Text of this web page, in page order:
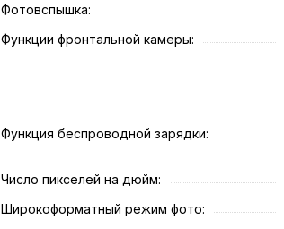
Фотовспышка:
Функции фронтальной камеры:
Функция беспроводной зарядки:
Число пикселей на дюйм:
Широкоформатный режим фото: